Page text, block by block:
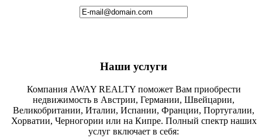
Наши услуги
Компания AWAY REALTY поможет Вам приобрести
недвижимость в Австрии, Германии, Швейцарии,
Великобритании, Италии, Испании, Франции, Португалии,
Хорватии, Черногории или на Кипре. Полный спектр наших
услуг включает в себя: